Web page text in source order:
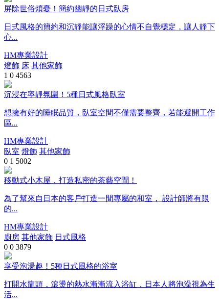
屏除世俗煩憂！簡約幽靜的日式臥房
日式風格的簡約和沉靜能讓浮躁的心情不自覺穩定，讓人靜下
心...
HM專業設計
燈飾 床 其他家飾
1 0 4563
沉浸在寧靜氛圍！5種日式風格臥室
想擁有好的睡眠品質，臥室空間不僅需要整齊，若能避開工作
區...
HM專業設計
臥室 燈飾 其他家飾
0 1 5002
移動式小木屋，打造私密的茶藝空間！
為了幫來自日本的客戶打造一間專屬的和室， 設計師將有限
的...
HM專業設計
廚房 其他家飾 日式風格
0 0 3879
享受泡湯趣！5種日式風格的浴室
打開水龍頭，滾燙的熱水漸漸流入浴缸，日本人將泡澡視為生
活...